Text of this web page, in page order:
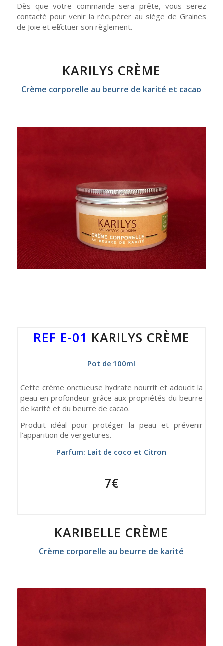
Dès que votre commande sera prête, vous serez
contacté pour venir la récupérer au siège de Graines
de Joie et effectuer son règlement.
KARILYS CRÈME
Crème corporelle au beurre de karité et cacao
REF E-01 KARILYS CRÈME
Pot de 100ml
Cette crème onctueuse hydrate nourrit et adoucit la
peau en profondeur grâce aux propriétés du beurre
de karité et du beurre de cacao.
Produit idéal pour protéger la peau et prévenir
l’apparition de vergetures.
Parfum: Lait de coco et Citron
7€
KARIBELLE CRÈME
Crème corporelle au beurre de karité